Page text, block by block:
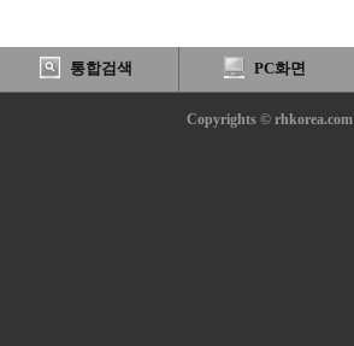
통합검색 PC화면
Copyrights © rhkorea.com